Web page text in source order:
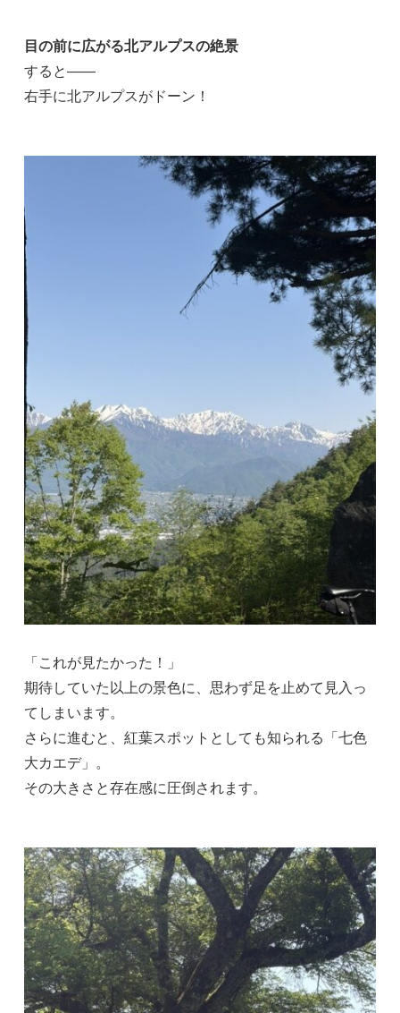
目の前に広がる北アルプスの絶景
すると――
右手に北アルプスがドーン！
「これが見たかった！」
期待していた以上の景色に、思わず足を止めて見入っ
てしまいます。
さらに進むと、紅葉スポットとしても知られる「七色
大カエデ」。
その大きさと存在感に圧倒されます。